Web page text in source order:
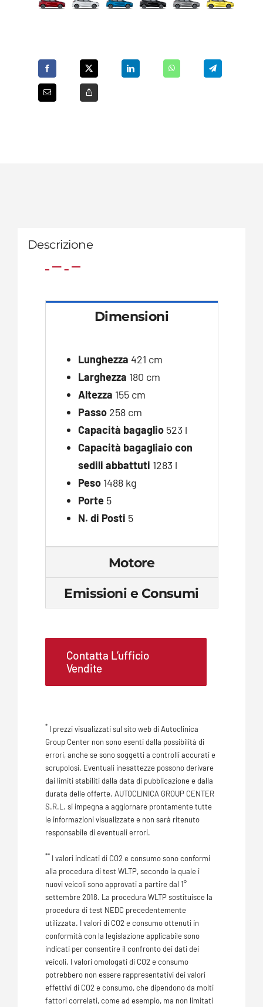
Descrizione
Dimensioni
Lunghezza 421 cm
Larghezza 180 cm
Altezza 155 cm
Passo258 cm
Capacità bagaglio523 l
Capacità bagagliaio con
sedili abbattuti 1283 l
Peso1488 kg
Porte5
N. di Posti 5
Motore
Emissioni e Consumi
Contatta L’ufficio
Vendite
* I prezzi visualizzati sul sito web di Autoclinica
Group Center non sono esenti dalla possibilità di
errori, anche se sono soggetti a controlli accurati e
scrupolosi. Eventuali inesattezze possono derivare
dai limiti stabiliti dalla data di pubblicazione e dalla
durata delle offerte. AUTOCLINICA GROUP CENTER
S.R.L. si impegna a aggiornare prontamente tutte
le informazioni visualizzate e non sarà ritenuto
responsabile di eventuali errori.
** I valori indicati di CO2 e consumo sono conformi
alla procedura di test WLTP, secondo la quale i
nuovi veicoli sono approvati a partire dal 1°
settembre 2018. La procedura WLTP sostituisce la
procedura di test NEDC precedentemente
utilizzata. I valori di CO2 e consumo ottenuti in
conformità con la legislazione applicabile sono
indicati per consentire il confronto dei dati dei
veicoli. I valori omologati di CO2 e consumo
potrebbero non essere rappresentativi dei valori
effettivi di CO2 e consumo, che dipendono da molti
fattori correlati, come ad esempio, ma non limitati